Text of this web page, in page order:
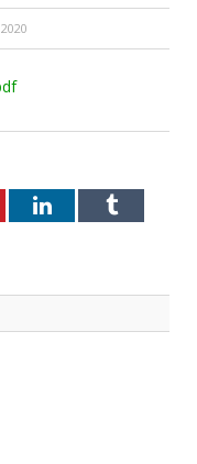
LinkedInTumblr